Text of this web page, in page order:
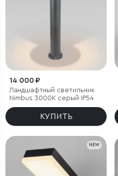
14 000 ₽
Ландшафтный светильник
Nimbus 3000K cерый IP54
КУПИТЬ
NEW